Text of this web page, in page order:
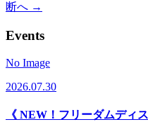
断へ →
Events
No Image
2026.07.30
《 NEW！フリーダムディ